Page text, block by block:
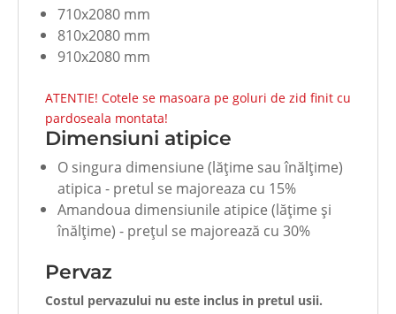
710x2080 mm
810x2080 mm
910x2080 mm
ATENTIE! Cotele se masoara pe goluri de zid finit cu
pardoseala montata!
Dimensiuni atipice
O singura dimensiune (lăţime sau înălţime)
atipica - pretul se majoreaza cu 15%
Amandoua dimensiunile atipice (lăţime şi
înălţime) - preţul se majorează cu 30%
Pervaz
Costul pervazului nu este inclus in pretul usii.